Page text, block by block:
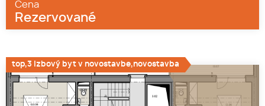
Cena
Rezervované
top,3 izbový byt v novostavbe,novostavba